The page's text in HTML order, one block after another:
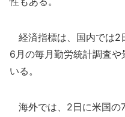
経済指標は、国内では2
6月の毎月勤労統計調査
いる。
海外では、2日に米国の